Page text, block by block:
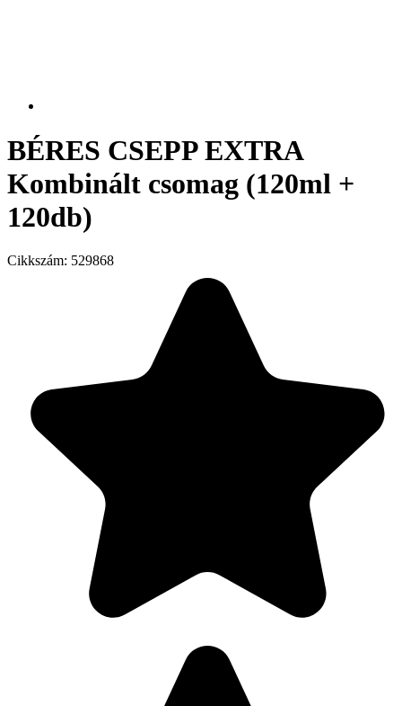
BÉRES CSEPP EXTRA
Kombinált csomag (120ml +
120db)
Cikkszám: 529868